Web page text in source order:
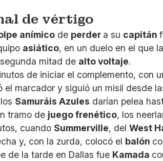
de vértigo
anímico de perder a su capitán
asiático, en un duelo en el que
mitad de alto voltaje.
de iniciar el complemento, con
el marcador y siguió un misil desde
Samuráis Azules darían pelea
tramo de juego frenético, los
cuando Summerville, delWest
y, con la zurda, colocó el balón
de la tarde en Dallas fue Kamada